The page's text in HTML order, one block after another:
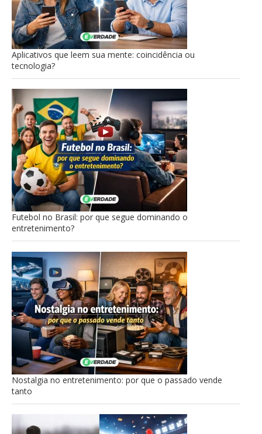
Aplicativos que leem sua mente: coincidência ou
tecnologia?
Futebol no Brasil: por que segue dominando o
entretenimento?
Nostalgia no entretenimento: por que o passado vende
tanto